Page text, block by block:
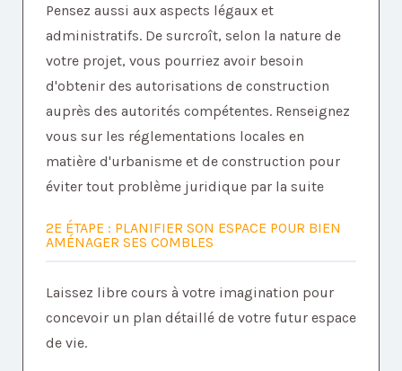
Pensez aussi aux aspects légaux et
administratifs. De surcroît, selon la nature de
votre projet, vous pourriez avoir besoin
d'obtenir des autorisations de construction
auprès des autorités compétentes. Renseignez
vous sur les réglementations locales en
matière d'urbanisme et de construction pour
éviter tout problème juridique par la suite
2E ÉTAPE : PLANIFIER SON ESPACE POUR BIEN
AMÉNAGER SES COMBLES
Laissez libre cours à votre imagination pour
concevoir un plan détaillé de votre futur espace
de vie.